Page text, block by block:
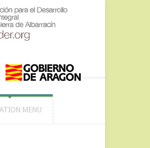
MENU